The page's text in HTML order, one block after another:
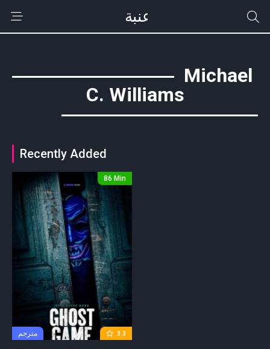
Michael
C. Williams
Recently Added
3.3 مترجم
86 Min